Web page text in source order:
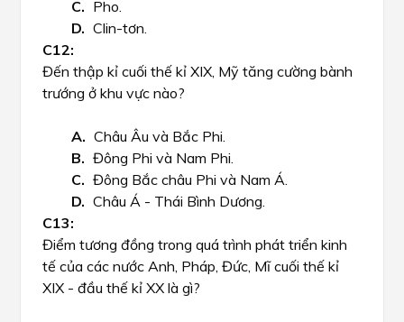
Pho.
Clin-tơn.
Đến thập kỉ cuối thế kỉ XIX, Mỹ tăng cường bành
trướng ở khu vực nào?
Châu Âu và Bắc Phi.
Đông Phi và Nam Phi.
Đông Bắc châu Phi và Nam Á.
Châu Á - Thái Bình Dương.
Điểm tương đồng trong quá trình phát triển kinh
tế của các nước Anh, Pháp, Đức, Mĩ cuối thế kỉ
XIX - đầu thế kỉ XX là gì?